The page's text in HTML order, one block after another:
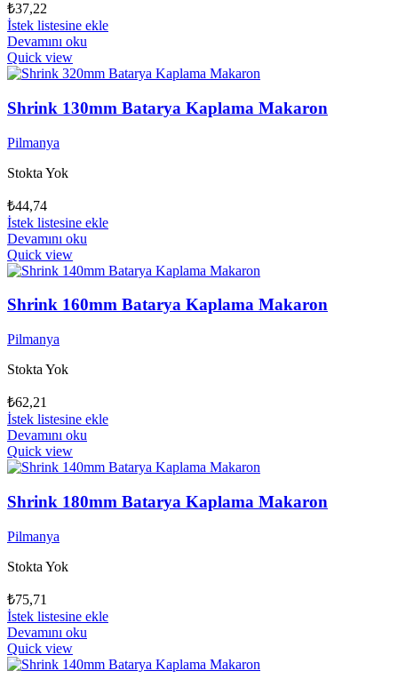
₺37,22
İstek listesine ekle
Devamını oku
Quick view
Shrink 130mm Batarya Kaplama Makaron
Pilmanya
Stokta Yok
₺44,74
İstek listesine ekle
Devamını oku
Quick view
Shrink 160mm Batarya Kaplama Makaron
Pilmanya
Stokta Yok
₺62,21
İstek listesine ekle
Devamını oku
Quick view
Shrink 180mm Batarya Kaplama Makaron
Pilmanya
Stokta Yok
₺75,71
İstek listesine ekle
Devamını oku
Quick view